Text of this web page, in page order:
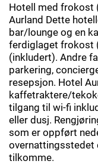
Hotell med frokost
Aurland Dette
bar/lounge og en
ferdiglaget frokost
(inkludert). Andre
parkering,
resepsjon. Hotel
kaffetraktere/
tilgang til wi-fi
eller dusj.
som er oppført
overnattingsstedet
tilkomme.